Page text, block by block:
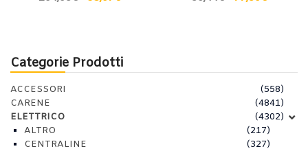
Categorie Prodotti
ACCESSORI
(558)
CARENE
(4841)
ELETTRICO
(4302)
ALTRO
(217)
CENTRALINE
(327)